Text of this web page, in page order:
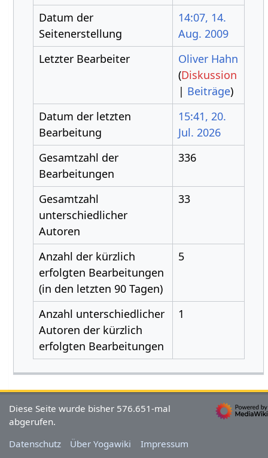
Datum der
Seitenerstellung
14:07, 14.
Aug. 2009
Letzter Bearbeiter
Oliver Hahn
(Diskussion
| Beiträge)
Datum der letzten
Bearbeitung
15:41, 20.
Jul. 2026
Gesamtzahl der
Bearbeitungen
336
Gesamtzahl
unterschiedlicher
Autoren
33
Anzahl der kürzlich
erfolgten Bearbeitungen
(in den letzten 90 Tagen)
5
Anzahl unterschiedlicher
Autoren der kürzlich
erfolgten Bearbeitungen
1
Diese Seite wurde bisher 576.651-mal
abgerufen.
Datenschutz
Über Yogawiki Impressum